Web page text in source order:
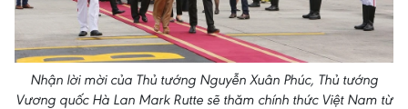
Nhận lời mời của Thủ tướng Nguyễn Xuân Phúc, Thủ tướng
Vương quốc Hà Lan Mark Rutte sẽ thăm chính thức Việt Nam từ